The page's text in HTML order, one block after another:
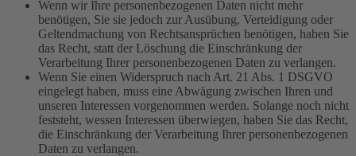
Wenn wir Ihre personenbezogenen Daten nicht mehr
benötigen, Sie sie jedoch zur Ausübung, Verteidigung oder
Geltendmachung von Rechtsansprüchen benötigen, haben Sie
das Recht, statt der Löschung die Einschränkung der
Verarbeitung Ihrer personenbezogenen Daten zu verlangen.
Wenn Sie einen Widerspruch nach Art. 21 Abs. 1 DSGVO
eingelegt haben, muss eine Abwägung zwischen Ihren und
unseren Interessen vorgenommen werden. Solange noch nicht
feststeht, wessen Interessen überwiegen, haben Sie das Recht,
die Einschränkung der Verarbeitung Ihrer personenbezogenen
Daten zu verlangen.